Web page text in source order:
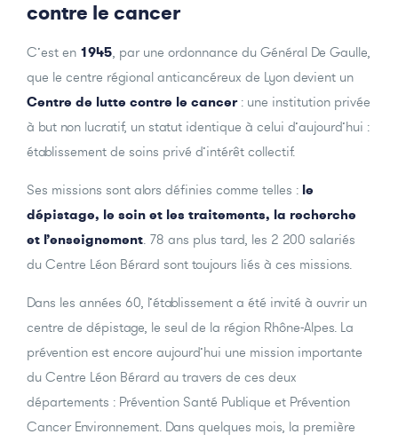
contre le cancer
C’est en 1945, par une ordonnance du Général De Gaulle,
que le centre régional anticancéreux de Lyon devient un
Centre de lutte contre le cancer: une institution privée
à but non lucratif, un statut identique à celui d’aujourd’hui :
établissement de soins privé d’intérêt collectif.
Ses missions sont alors définies comme telles : le
dépistage, le soin et les traitements, la recherche
et l’enseignement. 78 ans plus tard, les 2 200 salariés
du Centre Léon Bérard sont toujours liés à ces missions.
Dans les années 60, l’établissement a été invité à ouvrir un
centre de dépistage, le seul de la région Rhône-Alpes. La
prévention est encore aujourd’hui une mission importante
du Centre Léon Bérard au travers de ces deux
départements : Prévention Santé Publique et Prévention
Cancer Environnement. Dans quelques mois, la première